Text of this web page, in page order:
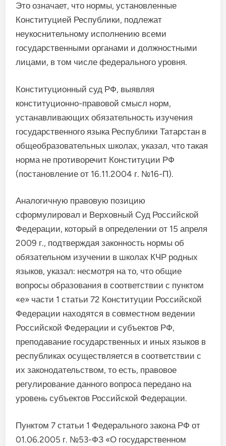
Это означает, что нормы, установленные
Конституцией Республики, подлежат
неукоснительному исполнению всеми
государственными органами и должностными
лицами, в том числе федерального уровня.
Конституционный суд РФ, выявляя
конституционно-правовой смысл норм,
устанавливающих обязательность изучения
государственного языка Республики Татарстан в
общеобразовательных школах, указал, что такая
норма не противоречит Конституции РФ
(постановление от 16.11.2004 г. №16-П).
Аналогичную правовую позицию
сформулировал и Верховный Суд Российской
Федерации, который в определении от 15 апреля
2009 г., подтверждая законность нормы об
обязательном изучении в школах КЧР родных
языков, указал: несмотря на то, что общие
вопросы образования в соответствии с пунктом
«е» части 1 статьи 72 Конституции Российской
Федерации находятся в совместном ведении
Российской Федерации и субъектов РФ,
преподавание государственных и иных языков в
республиках осуществляется в соответствии с
их законодательством, то есть, правовое
регулирование данного вопроса передано на
уровень субъектов Российской Федерации.
Пунктом 7 статьи 1 Федерального закона РФ от
01.06.2005 г. №53-ФЗ «О государственном